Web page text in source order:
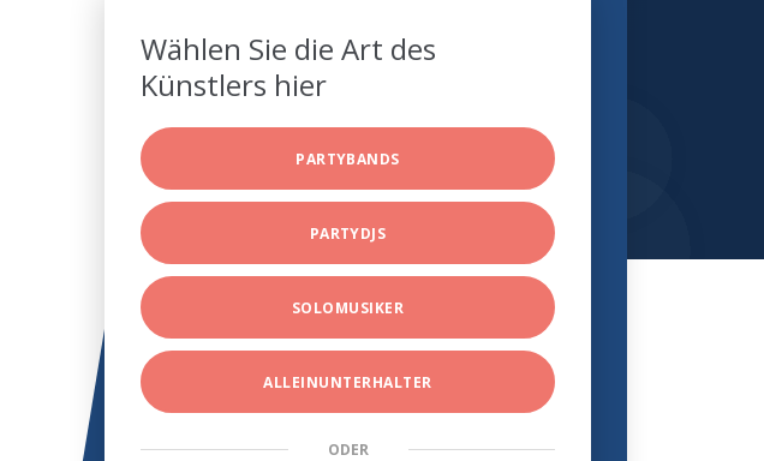
Wählen Sie die Art des
Künstlers hier
PARTYBANDS
PARTYDJS
SOLOMUSIKER
ALLEINUNTERHALTER
ODER